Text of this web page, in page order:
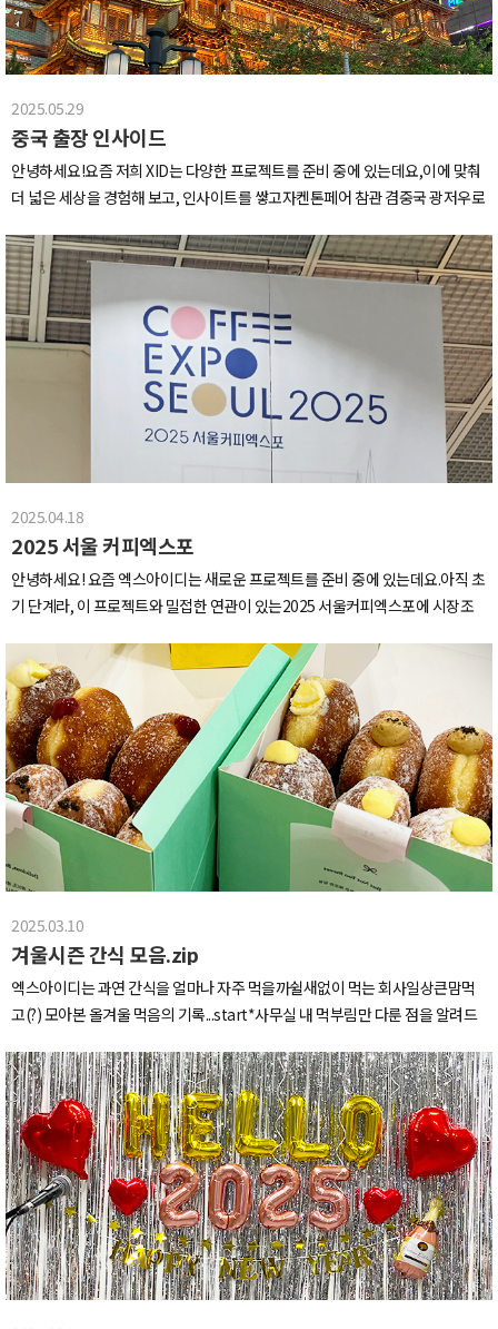
억을 힘삼아, 또 한 걸음 나아가보겠습니다!
할 수 있는 인상적인 공간이었습니다.* 현 건물은 과거 일본우정청 건물을 리노
베이션하여 조성된 상징적인 장소랍니다.건물을 빠져나와 도쿄 도심의 대표적
인 거리인‘마루노우치 나카도리 거리'를 거닐며 다음 목적지로 이동을 했는데
요.도쿄에서도 가장 세련된 거리 중 하나답게,아름다운 도시경관을 배경으로 여
러 커플들이 웨딩사진을 촬영하는 모습도 볼 수 있었습니다.오후부터 둘러보다
보니 금방 밤이 되었네요.이렇게 첫 날을 마무리하며 숙소 근처 우에노 시장에서
모두 함께 작게나마 회식하는 시간을 가졌습니다.흐렸던 첫 날과는 달리, 맑게
습니다.긴자거리는 명품뿐만 아니라 문구, 디자인 소품 컨셉 스토어도 유명한
것 알고계신가요?그 중 저희가 방문한 장소는 100년 이상의 역사를 지닌 창의적
인 일본 대표 문구 편집숍인 이토야와트렌디한 제품 큐레이션과 다양한 디자인
소품,뷰티,생활용품 등을 한 곳에서 만나볼 수 있는 로프트,그리고 무지(MUJI)
의 철학과 브랜드 정체성이 집약된 무지 플래그십 스토어인데요.방문한 이 세 곳
모두 단순한 문구점, 리테일 공간을 넘어 삶 전반을 아우르는 라이프스타일 제
안과공간 경험을 한 곳에서 할 수 있는 장소들이라 다양한 인사이트를 얻으며 시
간 가는 줄 모르고 구경을 했습니다.문구류와 생활용품 등에 관심이 있는 분들은
꼭 방문 추천드릴게요!긴자거리를 알차게 구경한 후 다음 장소인 롯폰기로 향했
습니다.롯폰기에서 첫번째 방문한 곳은 바로 ‘아자부다이 힐스' 라는 곳인데요.
아자부다이 힐스는 ‘도심 속의 현대적인 마을’을 콘셉트로 설계된 프리미엄 복
합 단지로,삶, 예술, 비즈니스가 공존하는 새로운 도시 공간 모델로 주목받고 있
는 대형 복합문화공간입니다.* 이 곳의 전체 공간은 런던의 유명 건축 설계사 헤
더윅 스튜디오(Heatherwick Studio)가 참여하여,감각적이면서도 유기적인
디자인으로 구성되어 있습니다.도쿄에 방문했다면, 전망대도 빼놓을 수 없죠.롯
폰기 힐즈의 타워플라자 꼭대기에 위치한‘도쿄 시티뷰 전망대’는 도쿄 도심을
한눈에 조망할 수 있는 대표적인 스카이 뷰 포인트인데요.원래 스카이라운지 카
페에서 커피와 함께 전망을 즐길 계획이었지만,아쉽게도 휴무라 미세먼지 없는
맑은 도쿄 하늘이 펼쳐진 전경을 감상할 수 있는 것만으로 만족하기로 했습니다.
사진에서처럼 가슴이 탁 트이는 시원한 이 뷰는 이번 출장에서 인상적인 순간으
로 남았습니다.두 대표님들의 기념사진 쁘이일정을 마친 후에는 팀끼리 식사하
는 시간을 가졌고,그 중 XID팀은 우에노 지역의 유명 야끼니꾸(일본식 숯불구
이) 전문점을 방문하여 다양한 고급 와규를 즐겼답니다.(대표님 최고!)엄청난 활
동량으로 하루가 이틀같이 느껴진 두번째 날이었네요^^..!셋째날 아침!다리가
여전히 무겁지만 아침산책 놓칠 수 없고요..산책으로 워밍업해주고 오늘의 일정
2025.05.29
중국 출장 인사이드
안녕하세요!요즘 저희 XID는 다양한 프로젝트를 준비 중에 있는데요,이에 맞춰
더 넓은 세상을 경험해 보고, 인사이트를 쌓고자켄톤페어 참관 겸중국 광저우로
인사이드는 4/13-4/19까지 숨 가쁘게 달려 온6박 7일간의 중국 출장 일지입니
다.약 4시간의 비행 끝에 심천 공항 도착!이제 시작이다 정신 똑바로 차려라(라
며 나 자신에게 주문을 걸어봅니다..)도착하자마자 우리 직원들을 놀라게 한중
국의 안면인식 자판기역시 중국은 자판기부터 보법이 다르네 ..첫날은 가볍게거
래처 공장과 사무실 투어를 하고,제법 멋진 중국 코스 요리를 먹었습니다우리
코스 어떤데 ..여러분께 인정받고 싶은 맘으로야무지게 찍어보았읍니다.맛은 귀
엽지 않지만잔은 너무 귀여운 마오타이주 잔 구경하고 가세요2일차는 공장 견
학의 날!아무리 바쁜 일정이라도모닝 카페인 충전은 필수인 거 뭔지 아시죠?편
의점 모닝 라떼로 하루 오-픈활기차게 가보자고~~아차! 그리고 편의점에서 사
진과 같은 소세지를 발견하신다면 당장 사서 드세오. (강요)한국 와서 생각난다
고 울어도 나는 몰라다양한 공장들을 야무지게 견학 중인 XID 크루들~~!그 중
가장 기억에 남는 공장은 캐리어 공장이었는데요,이곳은 다양한 여행용 가방을
생산하고바이어의 요구에 맞춘맞춤형 제품도 생산이 가능하더라구요!이렇게
글로벌 시장에서 경쟁력을 갖춘 공장을 직접 견학해 본다는 게저희 모두에게 신
양고기를 먹었는데요,너무 맛있어서 계속 추가 주문을 했습니다.(앞쪽 스크린에
서 양들이 넓은 초원에서 행복하게 뛰어다니는 영상을 계속 틀어줘서최대한 고
개 돌리고 먹은 건 비밀...)그리고 대망의 3일차!모두가 기다리던 켄톤페어를 참
관하는 날입니다!저희는 소형가전 제품군을 볼 수 있는 1기에참관하였습니다~
일산 킨텍스 15배의 스케일에하루 2만보를 걸어도 반의 반의 반도 못 본다는전
설(?)의 페어인 만큼입장 전 비장한 명찰샷 한 컷XID 아자아자 파이팅! (진지근
엄)약 2시간 정도의 긴 기다림 끝에 드디어 입장!실제로 보면 더 압도되는 엄청
난 규모의 부스들저희는 효율적인 시간 관리를 위해서미리 시장조사를 했던 제
품군들 위주로 빠르게 살펴보고명함과 카탈로그를 수집 수집 또 수집하였습니
다..!규모가 크기 때문에 구역을 이동할 때에는이런 미니 셔틀을 이용해서 체력
을 안배합니다 ..강한 자만이 살아남는다.저희는 모두 살아서 돌아갈 것입니다 !!
열심히 구경하다 보면 시간이 순삭입니다..켄톤페어는 생각했던 대로 규모도 크
고 볼거리도 많았는데요,최신 제품들을 직접 보고 체험하면서 시장의 흐름을 몸
으로 느낄 수 있었습니다.단순한 전시회 구경이 아닌 회사의 성장에도도움이 될
만한 인사이트들을 많이 얻을 수 있어서 값진 시간이었습니다!그리고 저녁은 저
희 대표님의 중국 출장 원픽 음식점!광둥식 딤섬 전문집 ‘점도덕(点都德)’가성
비 맛집으로 추천드립니다!닭다리인 척하는 바닐라 아이스크림과저의 마음을
사로잡은 광저우의 가로등.너무 빈티지하고 예쁘지 않나요?(제법 F 같은 나 자
신에 취한다 ..)4일차는 조금 여유롭게 광저우 시내와 쇼핑몰 둘러보는 날!요즘
저희 XID에서 커피 관련 새로운 프로젝트를 준비 중인 것을 지난 인사이드에서
슬쩍 말씀드렸는데요!중국의 MZ 갬성 카페를 경험해 보고 싶었던 저희의 픽!
'hui lai cafe'중국 특유의 건조하면서 빈티지한 감성이 물씬 묻어나 있어서 좋
았습니다!그리고 나라 지정 AAAA 등급 관광지라는 ‘영경방(永庆坊)‘에 방문했
는데요,깔끔하게 잘 관리된 모습이 인상적이고,광저우의 역사적 건축물과 문화
를 체험할 수 있는 시간이었습니다.그리고 저녁에는 야무지게 쇼핑몰 투어까지
2025.04.18
2025 서울 커피엑스포
안녕하세요! 요즘 엑스아이디는 새로운 프로젝트를 준비 중에 있는데요.아직 초
기 단계라, 이 프로젝트와 밀접한 연관이 있는2025 서울커피엑스포에 시장조
이 날은 전시 첫 날인데도 불구하고, 정말 많은 사람이 방문했는데요.이번에 총
900개의 부스가 참여했다고 하는데, 그래서인지전국 각지 뿐만 아니라 해외에
서까지 참 여러 분들이 찾아오셨더라구요.우리나라가 커피 강국 중 하나라는 걸
다시 한 번 깨달았습니다.각 커피 부스에 방문해 시음을 요청드리면, 이렇게 바
로 커피를 내려주시는데원두마다의 특색을 설명 듣고 내려진 커피를 바로 시음
해보니 평소에 먹던 커피보다 더 풍미롭게 느껴졌어요.이어지는 부스 구경!각
브랜드마다 개성있고 눈에 띄는 여러 부스들이 눈을 사로잡았습니다.이번 전시
에서는 로스터즈 클럽, 티하우스 클럽 등 분야별 특별 기획관이 마련되어 있었
는데요.누구나 알만한 브랜드 부터, 매니아 층이 단단한 브랜드들까지!유명한
국내 카페들을 한 곳에서 맛보고 살펴볼 수 있는 좋은 기회였어요.새로운 컨셉의
디자인들과아기자기 귀여운 패키지도 눈에 담아 줍니다~그리고 이번 엑스포에
는 커피 뿐만 아니라, 베이커리 디저트류 등 많은 곳들이 입점해 있었어요!확실
히 커피와 잘 어울리는 메뉴들이라 그런지시음 중인 커피와 함께 곁들이니 금상
첨화였답니다. ☆부스 중간중간에는 재미있는 여러 행사들이 있었는데,그 중에
를 향해 겨루는 대회였습니다.다들 열정 넘치시는 모습이 멋져보였어요.그리고
잠시 앉아 쉴수 있어서..(먼 산) 더욱 좋았습니다.그렇게 엑스포를 이곳저곳 야무
지게 둘러보다보니이만큼이나 모여진 관련 자료들......분야별로 꼼꼼히 정리해
서 사무실로 챙겨가도록 할게요.이번 2025 서울커피엑스포는 생각했던 커피 시
음 뿐만 아니라 이런 저런 볼거리와 즐길거리들이 많아디자인적으로, 마케팅적
으로도 견해를 넓힐 수 있는 즐거운 전시였습니다.그럼 앞으로 엑스아이디의 행
보 많이 지켜봐주세요♡
2025.03.10
겨울시즌 간식 모음.zip
엑스아이디는 과연 간식을 얼마나 자주 먹을까쉴새없이 먹는 회사일상큰맘먹
고(?) 모아본 올겨울 먹음의 기록...start*사무실 내 먹부림만 다룬 점을 알려드
까요사 마실때도 많지만 만들어 마실 때도 많답니다!아시나요? 우리회사엔 전
문카페장비가 갖춰져있다는걸...(커피머신,블렌더,그라인더,오븐 등)그래서 가
끔 과일이 감당 힘들정도로 넘쳐나면블렌더로 생과일주스/생바나나우유를 만
들어 먹는게 가능하다구요!장비중엔 죽은빵도 살려낸다는 발** 토스터도 있습
니다.한동안 출근하자마자 토스터에 빵부터 굽기 챌린지 했어요방금 나온 토스
트에 매일 다른 잼 골라 바르기 못참아...그 뿐만 아니라 가끔 이벤트로,보들촉촉
프렌치 토스트 with 슈가파우더대표님이 손수 이렇게 아침 만들어 주신다구요
~!업무가 바쁘면 못 만들어먹지 않나요 : 네 그래서 사먹습니다. (안먹는건 선택
지에 없음)회사 1층에 유명한 도넛가게가 있어요어디선 줄서서 먹는다는데 우